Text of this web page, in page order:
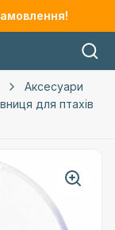
Аксесуари
для птахів